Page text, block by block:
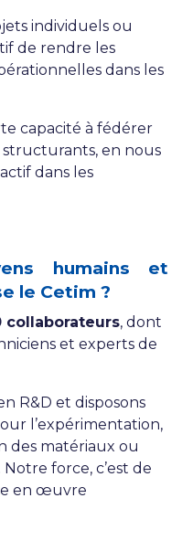
individuels ou
de rendre les
dans les
capacité à fédérer
en nous
dans les
humains et
le Cetim ?
collaborateurs, dont
et experts de
R&D et disposons
l’expérimentation,
des matériaux ou
force, c’est de
en œuvre